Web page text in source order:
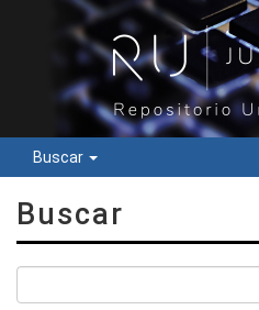
Buscar
Buscar